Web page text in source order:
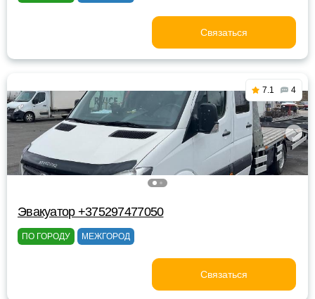
Связаться
7.1 4
Эвакуатор +375297477050
ПО ГОРОДУ МЕЖГОРОД
Связаться